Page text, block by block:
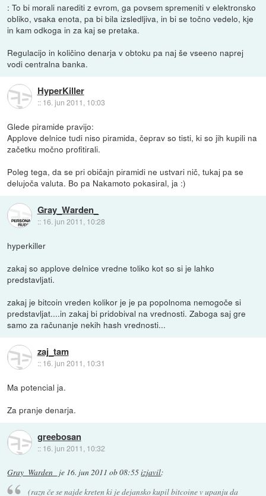
: To bi morali narediti z evrom, ga povsem spremeniti v elektronsko
obliko, vsaka enota, pa bi bila izsledljiva, in bi se točno vedelo, kje
in kam odkoga in za kaj se pretaka.
Regulacijo in količino denarja v obtoku pa naj še vseeno naprej
vodi centralna banka.
HyperKiller
:: 16. jun 2011, 10:03
Glede piramide pravijo:
Applove delnice tudi niso piramida, čeprav so tisti, ki so jih kupili na
začetku močno profitirali.
Poleg tega, da se pri običajn piramidi ne ustvari nič, tukaj pa se
delujoča valuta. Bo pa Nakamoto pokasiral, ja :)
Gray_Warden_
:: 16. jun 2011, 10:28
hyperkiller
zakaj so applove delnice vredne toliko kot so si je lahko
predstavljati.
zakaj je bitcoin vreden kolikor je je pa popolnoma nemogoče si
predstavljat....in zakaj bi pridobival na vrednosti. Zaboga saj gre
samo za računanje nekih hash vrednosti...
zaj_tam
:: 16. jun 2011, 10:31
Ma potencial ja.
Za pranje denarja.
greebosan
:: 16. jun 2011, 10:32
Gray_Warden_ je 16. jun 2011 ob 08:55izjavil:
(razn če se najde kreten ki je dejansko kupil bitcoine v upanju da